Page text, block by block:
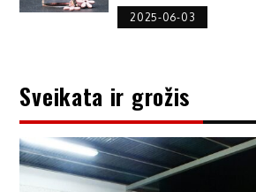
2025-06-03
Sveikata ir grožis